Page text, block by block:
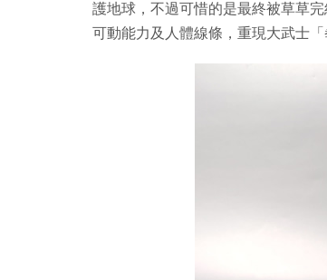
護地球，不過可惜的是最終被草草
可動能力及人體線條，重現大武士「